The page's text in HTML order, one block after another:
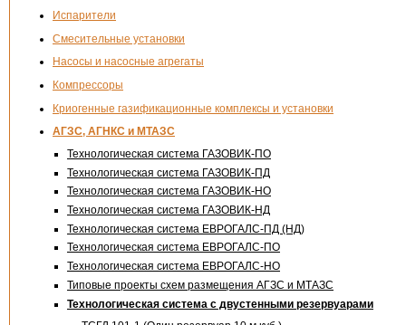
Испарители
Смесительные установки
Насосы и насосные агрегаты
Компрессоры
Криогенные газификационные комплексы и установки
АГЗС, АГНКС и МТАЗС
Технологическая система ГАЗОВИК-ПО
Технологическая система ГАЗОВИК-ПД
Технологическая система ГАЗОВИК-НО
Технологическая система ГАЗОВИК-НД
Технологическая система ЕВРОГАЛС-ПД (НД)
Технологическая система ЕВРОГАЛС-ПО
Технологическая система ЕВРОГАЛС-НО
Типовые проекты схем размещения АГЗС и МТАЗС
Технологическая система с двустенными резервуарами